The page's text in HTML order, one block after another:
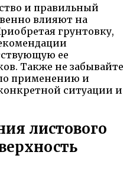
и правильный
влияют на
грунтовку,
ее
Также не забывайте
применению и
ситуации и
листового